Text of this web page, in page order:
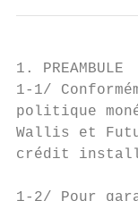
1. PREAMBULE
1-1/
politique
Wallis et
crédit
1-2/ Pour